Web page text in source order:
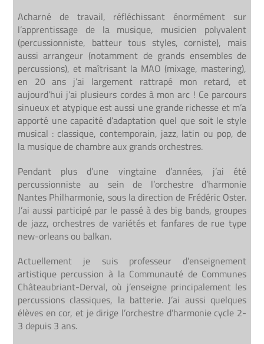
Acharné de travail, réfléchissant énormément sur
l’apprentissage de la musique, musicien polyvalent
(percussionniste, batteur tous styles, corniste), mais
aussi arrangeur (notamment de grands ensembles de
percussions), et maîtrisant la MAO (mixage, mastering),
en 20 ans j’ai largement rattrapé mon retard, et
aujourd’hui j’ai plusieurs cordes à mon arc ! Ce parcours
sinueux et atypique est aussi une grande richesse et m’a
apporté une capacité d’adaptation quel que soit le style
musical : classique, contemporain, jazz, latin ou pop, de
la musique de chambre aux grands orchestres.
Pendant plus d’une vingtaine d’années, j’ai été
percussionniste au sein de l’orchestre d’harmonie
Nantes Philharmonie, sous la direction de Frédéric Oster.
J’ai aussi participé par le passé à des big bands, groupes
de jazz, orchestres de variétés et fanfares de rue type
new-orleans ou balkan.
Actuellement je suis professeur d’enseignement
artistique percussion à la Communauté de Communes
Châteaubriant-Derval, où j’enseigne principalement les
percussions classiques, la batterie. J’ai aussi quelques
élèves en cor, et je dirige l’orchestre d’harmonie cycle 2-
3 depuis 3 ans.